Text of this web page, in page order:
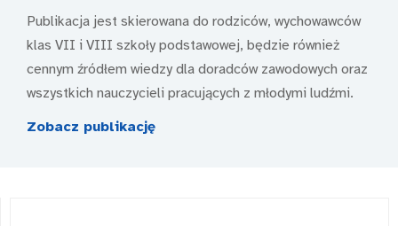
Publikacja jest skierowana do rodziców, wychowawców
klas VII i VIII szkoły podstawowej, będzie również
cennym źródłem wiedzy dla doradców zawodowych oraz
wszystkich nauczycieli pracujących z młodymi ludźmi.
Zobacz publikację